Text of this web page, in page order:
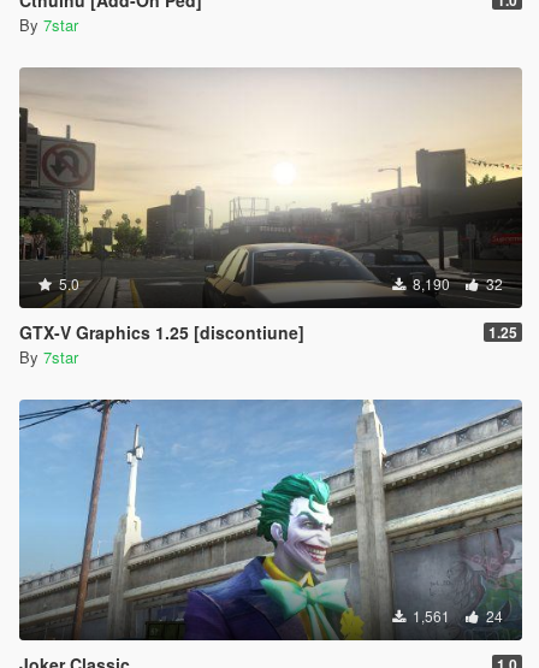
By 7star
5.0 8,190 32
GTX-V Graphics 1.25 [discontiune] 1.25
By 7star
1,561 24